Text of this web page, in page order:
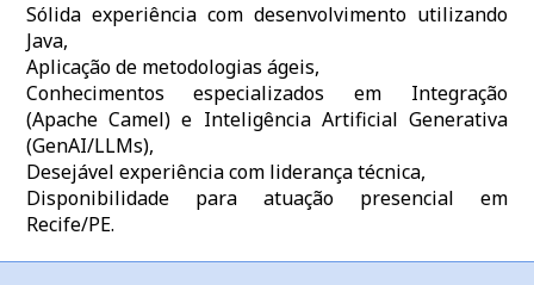
Sólida experiência com desenvolvimento utilizando
Java,
Aplicação de metodologias ágeis,
Conhecimentos especializados em Integração
(Apache Camel) e Inteligência Artificial Generativa
(GenAI/LLMs),
Desejável experiência com liderança técnica,
Disponibilidade para atuação presencial em
Recife/PE.